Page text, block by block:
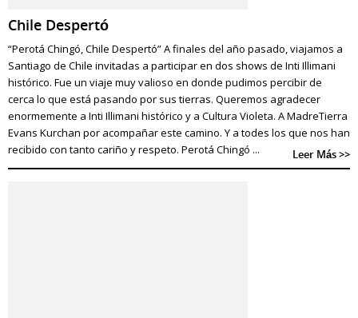
Chile Despertó
“Perotá Chingó, Chile Despertó” A finales del año pasado, viajamos a
Santiago de Chile invitadas a participar en dos shows de Inti Illimani
histórico. Fue un viaje muy valioso en donde pudimos percibir de
cerca lo que está pasando por sus tierras. Queremos agradecer
enormemente a Inti Illimani histórico y a Cultura Violeta. A MadreTierra
Evans Kurchan por acompañar este camino. Y a todes los que nos han
recibido con tanto cariño y respeto. Perotá Chingó ...
Leer Más >>